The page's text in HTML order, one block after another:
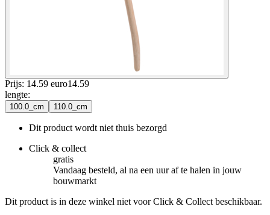
Prijs: 14.59 euro14.59
lengte:
100.0_cm 110.0_cm
Dit product wordt niet thuis bezorgd
Click & collect
gratis
Vandaag besteld, al na een uur af te halen in jouw
bouwmarkt
Dit product is in deze winkel niet voor Click & Collect beschikbaar.